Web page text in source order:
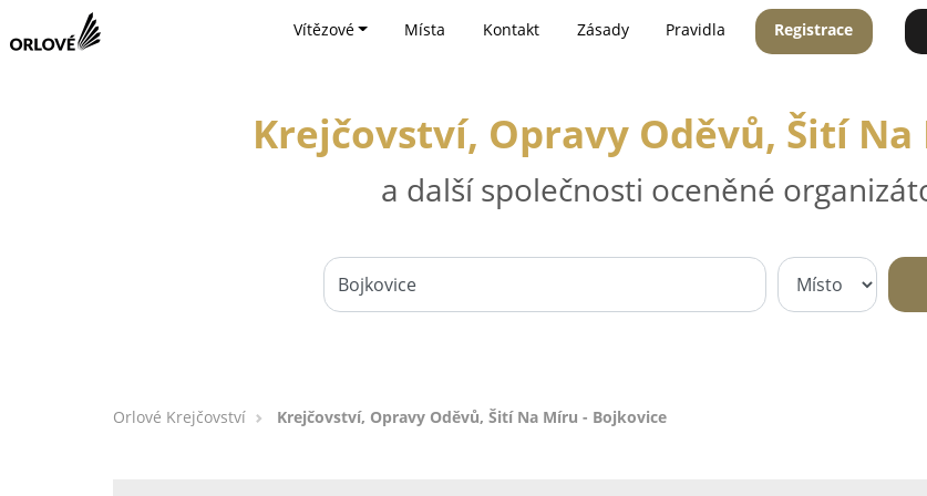
Vítězové Místa Kontakt Zásady Pravidla Registrace
Krejčovství, Opravy Oděvů, Šití
a další společnosti oceněné
Orlové Krejčovství Krejčovství, Opravy Oděvů, Šití Na Míru - Bojkovice